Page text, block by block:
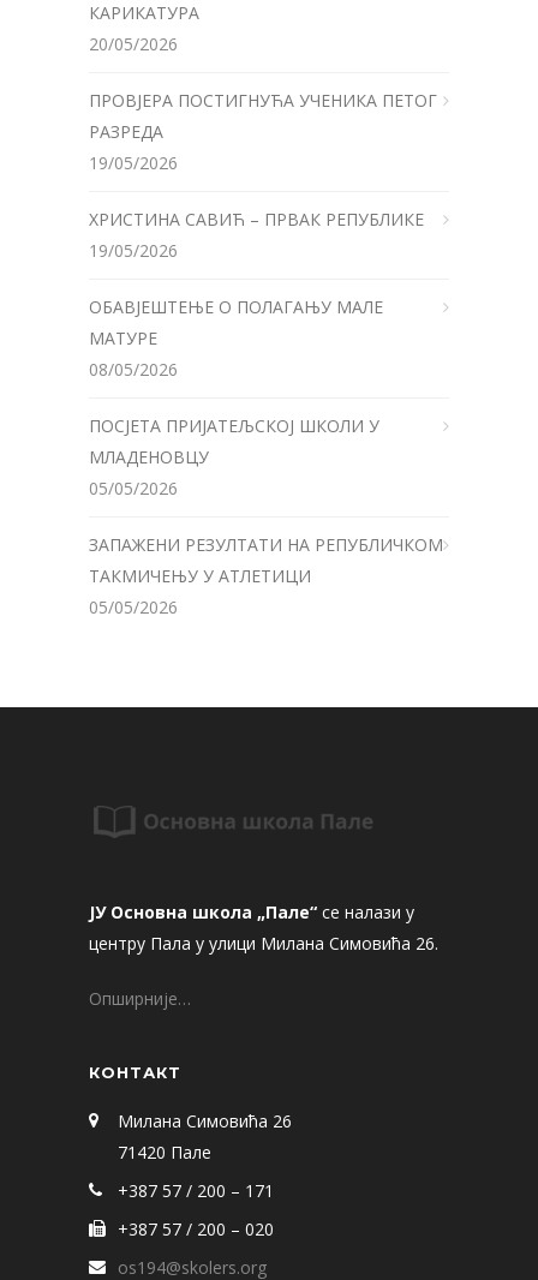
КАРИКАТУРА
20/05/2026
ПРОВЈЕРА ПОСТИГНУЋА УЧЕНИКА ПЕТОГ
РАЗРЕДА
19/05/2026
ХРИСТИНА САВИЋ – ПРВАК РЕПУБЛИКЕ
19/05/2026
ОБАВЈЕШТЕЊЕ О ПОЛАГАЊУ МАЛЕ
МАТУРЕ
08/05/2026
ПОСЈЕТА ПРИЈАТЕЉСКОЈ ШКОЛИ У
МЛАДЕНОВЦУ
05/05/2026
ЗАПАЖЕНИ РЕЗУЛТАТИ НА РЕПУБЛИЧКОМ
ТАКМИЧЕЊУ У АТЛЕТИЦИ
05/05/2026
ЈУ Основна школа „Пале“ се налази у
центру Пала у улици Милана Симовића 26.
Опширније…
КОНТАКТ
Милана Симовића 26
71420 Пале
+387 57 / 200 – 171
+387 57 / 200 – 020
os194@skolers.org